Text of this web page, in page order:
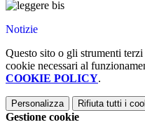
Notizie
Questo sito o gli strumenti
cookie necessari al
COOKIE POLICY.
Personalizza Rifiuta tutti i
Gestione cookie